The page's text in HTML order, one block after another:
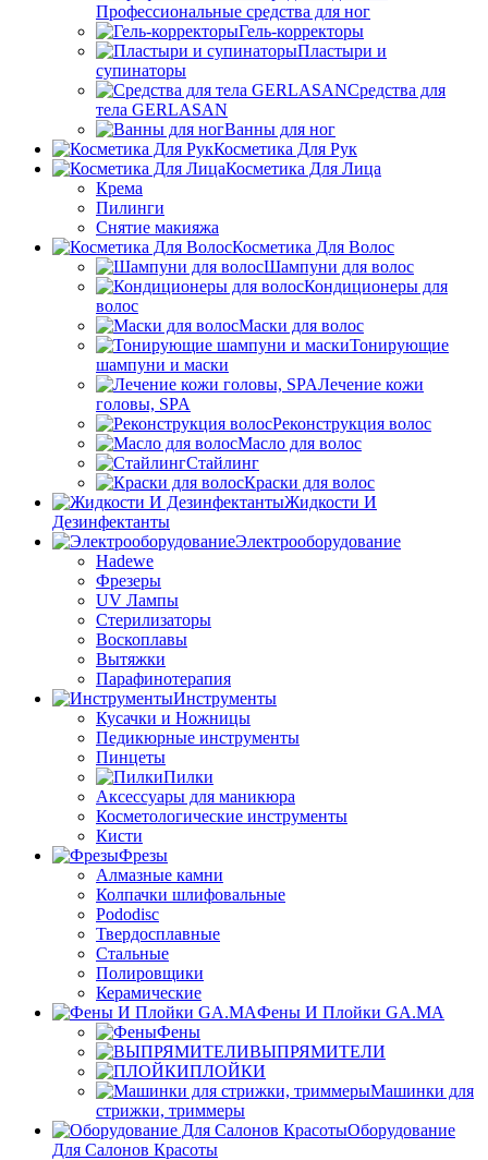
Профессиональные средства для ног
Гель-корректоры
Пластыри и
супинаторы
Средства для
тела GERLASAN
Ванны для ног
Косметика Для Рук
Косметика Для Лица
Крема
Пилинги
Снятие макияжа
Косметика Для Волос
Шампуни для волос
Кондиционеры для
волос
Маски для волос
Тонирующие
шампуни и маски
Лечение кожи
головы, SPA
Реконструкция волос
Масло для волос
Стайлинг
Краски для волос
Жидкости И
Дезинфектанты
Электрооборудование
Hadewe
Фрезеры
UV Лампы
Стерилизаторы
Воскоплавы
Вытяжки
Парафинотерапия
Инструменты
Кусачки и Ножницы
Педикюрные инструменты
Пинцеты
Пилки
Аксессуары для маникюра
Косметологические инструменты
Кисти
Фрезы
Алмазные камни
Колпачки шлифовальные
Pododisc
Твердосплавные
Стальные
Полировщики
Керамические
Фены И Плойки GA.MA
Фены
ВЫПРЯМИТЕЛИ
ПЛОЙКИ
Машинки для
стрижки, триммеры
Оборудование
Для Салонов Красоты